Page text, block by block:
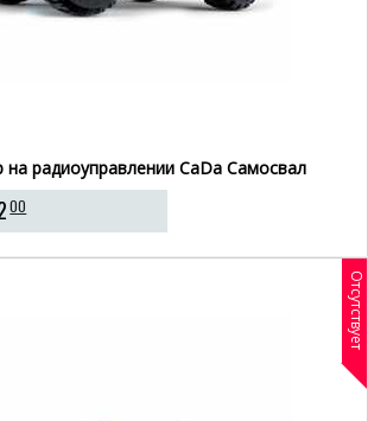
на радиоуправлении CaDa Самосвал
00
Отсутствует